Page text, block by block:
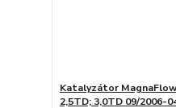
Katalyzátor
2,5TD; 3,0TD 09/2006-